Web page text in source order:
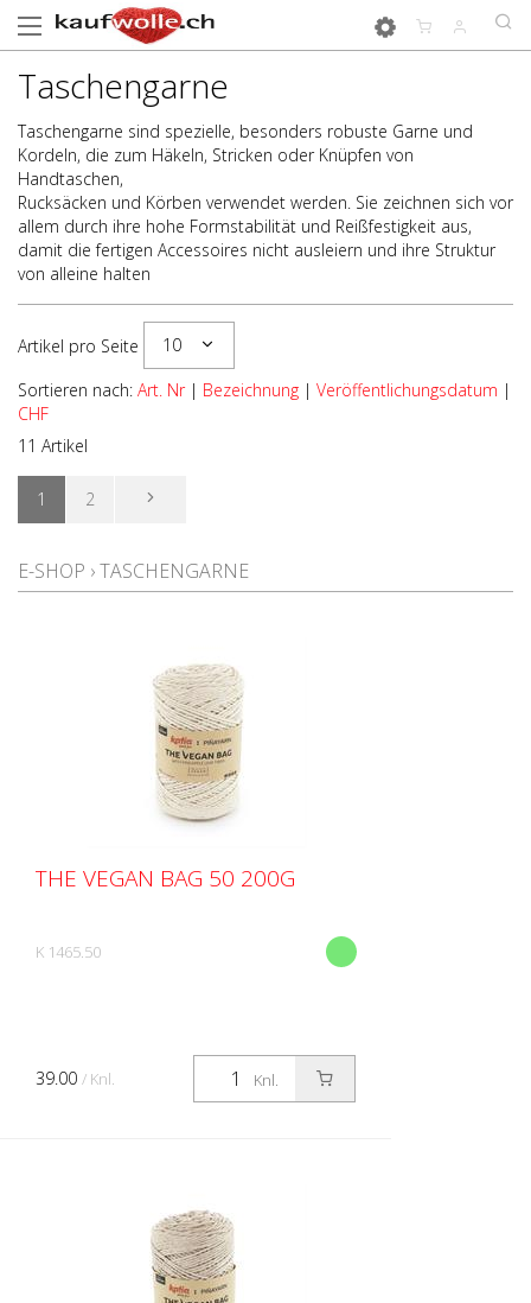
Taschengarne
Taschengarne sind spezielle, besonders robuste Garne und
Kordeln, die zum Häkeln, Stricken oder Knüpfen von
Handtaschen,
Rucksäcken und Körben verwendet werden. Sie zeichnen sich vor
allem durch ihre hohe Formstabilität und Reißfestigkeit aus,
damit die fertigen Accessoires nicht ausleiern und ihre Struktur
von alleine halten
Artikel pro Seite
10
Sortieren nach: Art. Nr| Bezeichnung | Veröffentlichungsdatum |
CHF
11 Artikel
1 2
E-SHOP ›TASCHENGARNE
THE VEGAN BAG 50 200G
K 1465.50
Knl.
39.00 / Knl.